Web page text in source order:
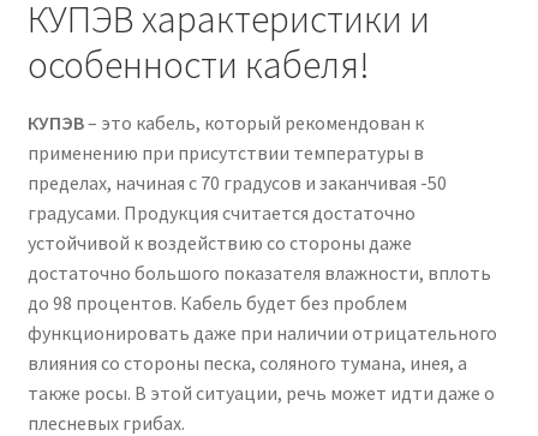
КУПЭВ характеристики и
особенности кабеля!
КУПЭВ– это кабель, который рекомендован к
применению при присутствии температуры в
пределах, начиная с 70 градусов и заканчивая -50
градусами. Продукция считается достаточно
устойчивой к воздействию со стороны даже
достаточно большого показателя влажности, вплоть
до 98 процентов. Кабель будет без проблем
функционировать даже при наличии отрицательного
влияния со стороны песка, соляного тумана, инея, а
также росы. В этой ситуации, речь может идти даже о
плесневых грибах.